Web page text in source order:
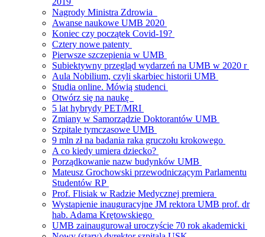
Nagrody Ministra Zdrowia
Awanse naukowe UMB 2020
Koniec czy początek Covid-19?
Cztery nowe patenty
Pierwsze szczepienia w UMB
Subiektywny przegląd wydarzeń na UMB w 2020 r
Aula Nobilium, czyli skarbiec historii UMB
Studia online. Mówią studenci
Otwórz się na naukę
5 lat hybrydy PET/MRI
Zmiany w Samorządzie Doktorantów UMB
Szpitale tymczasowe UMB
9 mln zł na badania raka gruczołu krokowego
A co kiedy umiera dziecko?
Porządkowanie nazw budynków UMB
Mateusz Grochowski przewodniczącym Parlamentu
Studentów RP
Prof. Flisiak w Radzie Medycznej premiera
Wystąpienie inauguracyjne JM rektora UMB prof. dr
hab. Adama Krętowskiego
UMB zainaugurował uroczyście 70 rok akademicki